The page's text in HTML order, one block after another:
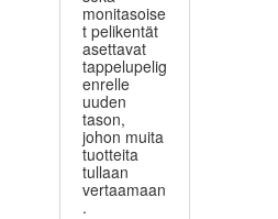
monitasoise
t pelikentät
asettavat
tappelupelig
enrelle
uuden
tason,
johon muita
tuotteita
tullaan
vertaamaan
.